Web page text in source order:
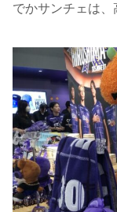
でかサンチェは、